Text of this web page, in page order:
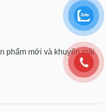
phẩm mới và khuyến mãi